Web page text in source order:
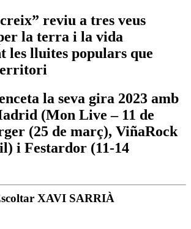
reviu a tres veus
la terra i la vida
les lluites populars que
la seva gira 2023 amb
(Mon Live – 11 de
(25 de març), ViñaRock
i Festardor (11-14
XAVI SARRIÀ